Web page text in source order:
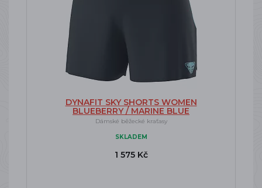
DYNAFIT SKY SHORTS WOMEN
BLUEBERRY / MARINE BLUE
Dámské běžecké kraťasy
SKLADEM
1 575 Kč